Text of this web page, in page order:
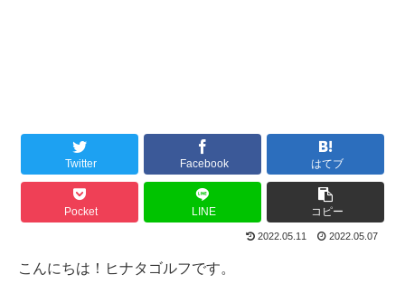
Twitter Facebook はてブ
Pocket LINE コピー
2022.05.11 2022.05.07
こんにちは！ヒナタゴルフです。